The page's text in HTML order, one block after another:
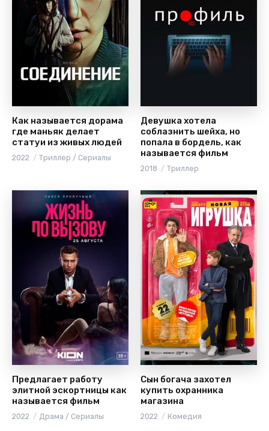
Как называется дорама
где маньяк делает
статуи из живых людей
2022 Триллер / Сериалы
Девушка хотела
соблазнить шейха, но
попала в бордель, как
называется фильм
2018 Триллер
Предлагает работу
элитной эскортницы как
называется фильм
2022 Драма / Сериалы
Сын богача захотел
купить охранника
магазина
2022 Комедия